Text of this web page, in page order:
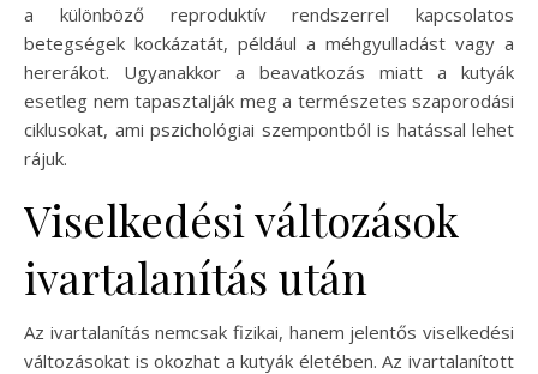
a különböző reproduktív rendszerrel kapcsolatos
betegségek kockázatát, például a méhgyulladást vagy a
hererákot. Ugyanakkor a beavatkozás miatt a kutyák
esetleg nem tapasztalják meg a természetes szaporodási
ciklusokat, ami pszichológiai szempontból is hatással lehet
rájuk.
Viselkedési változások
ivartalanítás után
Az ivartalanítás nemcsak fizikai, hanem jelentős viselkedési
változásokat is okozhat a kutyák életében. Az ivartalanított